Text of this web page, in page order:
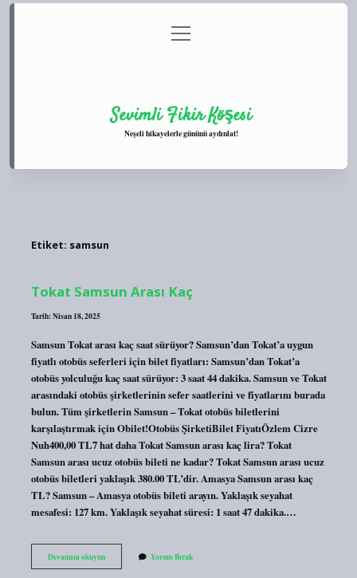
Gizlilik Politikası
menüyü
aç
Sevimli Fikir Köşesi
Neşeli hikayelerle gününü aydınlat!
Etiket: samsun
Tokat Samsun Arası Kaç
Tarih: Nisan 18, 2025
Samsun Tokat arası kaç saat sürüyor? Samsun’dan Tokat’a uygun
fiyatlı otobüs seferleri için bilet fiyatları: Samsun’dan Tokat’a
otobüs yolculuğu kaç saat sürüyor: 3 saat 44 dakika. Samsun ve Tokat
arasındaki otobüs şirketlerinin sefer saatlerini ve fiyatlarını burada
bulun. Tüm şirketlerin Samsun – Tokat otobüs biletlerini
karşılaştırmak için Obilet!Otobüs ŞirketiBilet FiyatıÖzlem Cizre
Nuh400,00 TL7 hat daha Tokat Samsun arası kaç lira? Tokat
Samsun arası ucuz otobüs bileti ne kadar? Tokat Samsun arası ucuz
otobüs biletleri yaklaşık 380.00 TL’dir. Amasya Samsun arası kaç
TL? Samsun – Amasya otobüs bileti arayın. Yaklaşık seyahat
mesafesi: 127 km. Yaklaşık seyahat süresi: 1 saat 47 dakika.…
Devamını okuyunTokat
Samsun
Yorum Bırak